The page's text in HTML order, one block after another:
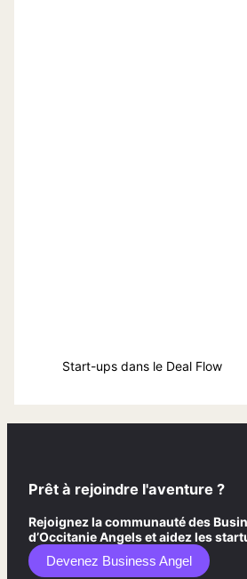
Start-ups dans le Deal Flow
Prêt à rejoindre l'aventure ?
Rejoignez la communauté des
d’Occitanie Angels et aidez les
Devenez Business Angel